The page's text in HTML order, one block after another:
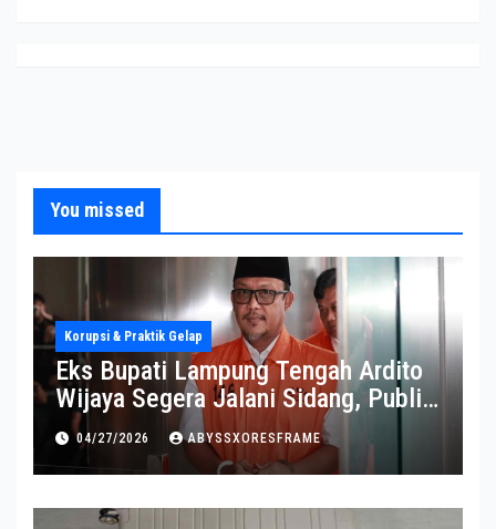
You missed
Korupsi & Praktik Gelap
Eks Bupati Lampung Tengah Ardito
Wijaya Segera Jalani Sidang, Publik
Soroti Perkembangannya
04/27/2026 ABYSSXORESFRAME